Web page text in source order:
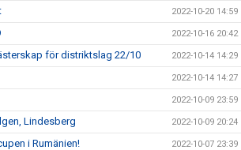
2022-10-20 14:59
2022-10-16 20:42
för distriktslag 22/10 2022-10-14 14:29
2022-10-14 14:27
2022-10-09 23:59
Lindesberg 2022-10-09 20:24
i Rumänien! 2022-10-07 23:39